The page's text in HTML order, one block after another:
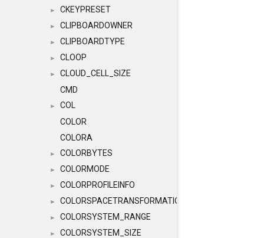
► CKEYPRESET
► CLIPBOARDOWNER
► CLIPBOARDTYPE
► CLOOP
►
CLOUD_CELL_SIZE
CMD
►
COL
COLOR
COLORA
► COLORBYTES
► COLORMODE
► COLORPROFILEINFO
► COLORSPACETRANSFORMATION
► COLORSYSTEM_RANGE
► COLORSYSTEM_SIZE